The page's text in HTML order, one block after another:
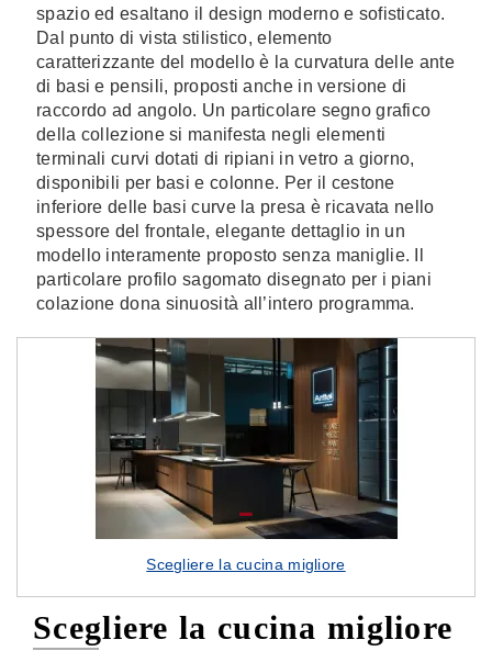
spazio ed esaltano il design moderno e sofisticato.
Dal punto di vista stilistico, elemento
caratterizzante del modello è la curvatura delle ante
di basi e pensili, proposti anche in versione di
raccordo ad angolo. Un particolare segno grafico
della collezione si manifesta negli elementi
terminali curvi dotati di ripiani in vetro a giorno,
disponibili per basi e colonne. Per il cestone
inferiore delle basi curve la presa è ricavata nello
spessore del frontale, elegante dettaglio in un
modello interamente proposto senza maniglie. Il
particolare profilo sagomato disegnato per i piani
colazione dona sinuosità all’intero programma.
Scegliere la cucina migliore
Scegliere la cucina migliore